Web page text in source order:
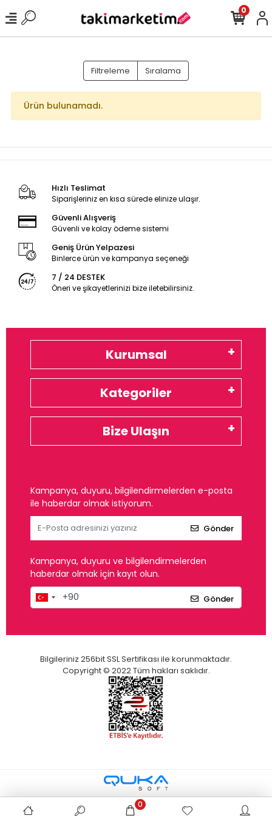
0
Filtreleme Sıralama
Ürün bulunamadı.
Hızlı Teslimat
Siparişleriniz en kısa sürede elinize ulaşır.
Güvenli Alışveriş
Güvenli ve kolay ödeme sistemi
Geniş Ürün Yelpazesi
Binlerce ürün ve kampanya seçeneği
7 / 24 DESTEK
Öneri ve şikayetlerinizi bize iletebilirsiniz.
Kurumsal
Kategoriler
Bize Ulaşın
Kampanya, duyuru, bilgilendirmelerden e-posta
ile haberdar olmak istiyorum.
Gönder
Kampanya, duyuru ve bilgilendirmelerden
haberdar olmak için kayıt olun.
Gönder
Bilgileriniz 256bit SSL Sertifikası ile korunmaktadır.
Copyright © 2022 Tüm hakları saklıdır.
0